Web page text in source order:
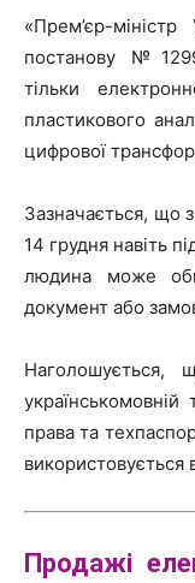
«Прем’єр-
постанову
тільки
пластикового
цифрової
Зазначається, що
14 грудня навіть
людина може
документ або
права та
Продажі